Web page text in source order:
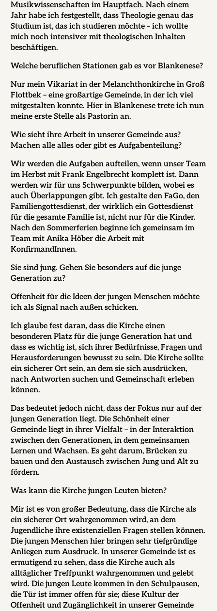
Musikwissenschaften im Hauptfach. Nach einem
Jahr habe ich festgestellt, dass Theologie genau das
Studium ist, das ich studieren möchte – ich wollte
mich noch intensiver mit theologischen Inhalten
beschäftigen.
Welche beruflichen Stationen gab es vor Blankenese?
Nur mein Vikariat in der Melanchthonkirche in Groß
Flottbek – eine großartige Gemeinde, in der ich viel
mitgestalten konnte. Hier in Blankenese trete ich nun
meine erste Stelle als Pastorin an.
Wie sieht ihre Arbeit in unserer Gemeinde aus?
Machen alle alles oder gibt es Aufgabenteilung?
Wir werden die Aufgaben aufteilen, wenn unser Team
im Herbst mit Frank Engelbrecht komplett ist. Dann
werden wir für uns Schwerpunkte bilden, wobei es
auch Überlappungen gibt. Ich gestalte den FaGo, den
Familiengottesdienst, der wirklich ein Gottesdienst
für die gesamte Familie ist, nicht nur für die Kinder.
Nach den Sommerferien beginne ich gemeinsam im
Team mit Anika Höber die Arbeit mit
KonfirmandInnen.
Sie sind jung. Gehen Sie besonders auf die junge
Generation zu?
Offenheit für die Ideen der jungen Menschen möchte
ich als Signal nach außen schicken.
Ich glaube fest daran, dass die Kirche einen
besonderen Platz für die junge Generation hat und
dass es wichtig ist, sich ihrer Bedürfnisse, Fragen und
Herausforderungen bewusst zu sein. Die Kirche sollte
ein sicherer Ort sein, an dem sie sich ausdrücken,
nach Antworten suchen und Gemeinschaft erleben
können.
Das bedeutet jedoch nicht, dass der Fokus nur auf der
jungen Generation liegt. Die Schönheit einer
Gemeinde liegt in ihrer Vielfalt – in der Interaktion
zwischen den Generationen, in dem gemeinsamen
Lernen und Wachsen. Es geht darum, Brücken zu
bauen und den Austausch zwischen Jung und Alt zu
fördern.
Was kann die Kirche jungen Leuten bieten?
Mir ist es von großer Bedeutung, dass die Kirche als
ein sicherer Ort wahrgenommen wird, an dem
Jugendliche ihre existenziellen Fragen stellen können.
Die jungen Menschen hier bringen sehr tiefgründige
Anliegen zum Ausdruck. In unserer Gemeinde ist es
ermutigend zu sehen, dass die Kirche auch als
alltäglicher Treffpunkt wahrgenommen und gelebt
wird. Die jungen Leute kommen in den Schulpausen,
die Tür ist immer offen für sie; diese Kultur der
Offenheit und Zugänglichkeit in unserer Gemeinde